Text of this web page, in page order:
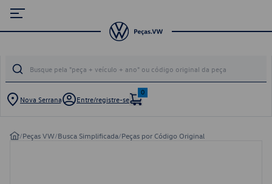
Nova Serrana Entre/registre-se
0
/Peças VW/Busca Simplificada/Peças por Código Original